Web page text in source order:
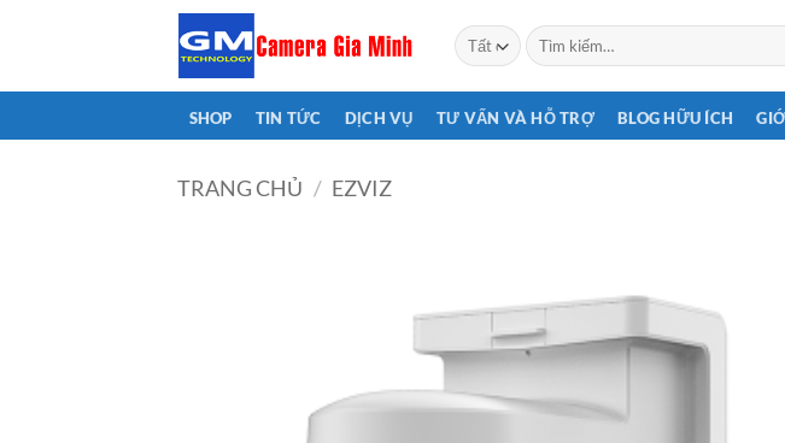
Tìm
kiếm:
SHOP TIN TỨC DỊCH VỤ TƯ VẤN VÀ HỖ TRỢ BLOG HỮU ÍCH
TRANG CHỦ / EZVIZ